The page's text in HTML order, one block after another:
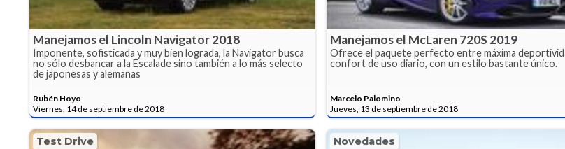
Manejamos el Lincoln Navigator 2018
Imponente, sofisticada y muy bien lograda, la Navigator busca
no sólo desbancar a la Escalade sino también a lo más selecto
de japonesas y alemanas
Rubén Hoyo
Viernes, 14 de septiembre de 2018
Manejamos el McLaren 720S 2019
Ofrece el paquete perfecto entre máxima
confort de uso diario, con un estilo bastante único.
Marcelo Palomino
Jueves, 13 de septiembre de 2018
Test Drive Novedades